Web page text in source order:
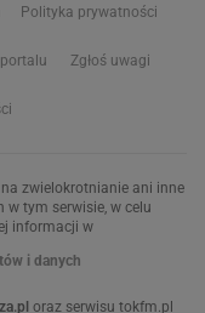
Polityka prywatności
Zgłoś uwagi
zwielokrotnianie ani inne
w tym serwisie, w celu
informacji w
i danych
oraz serwisu tokfm.pl